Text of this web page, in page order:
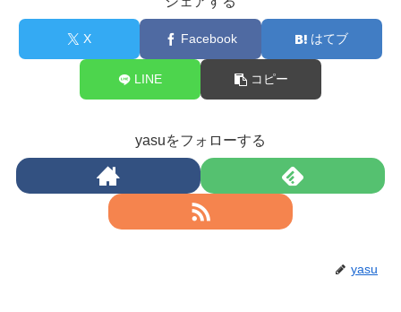
X Facebook はてブ
LINE コピー
yasuをフォローする
yasu